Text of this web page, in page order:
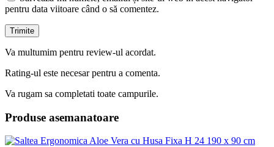
pentru data viitoare când o să comentez.
Va multumim pentru review-ul acordat.
Rating-ul este necesar pentru a comenta.
Va rugam sa completati toate campurile.
Produse asemanatoare